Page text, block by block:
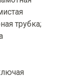
трубка;